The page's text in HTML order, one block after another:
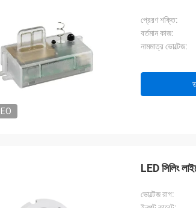
প্রেরণ শক্তি:
বর্তমান কাজ:
নামমাত্র ভোল্টেজ:
LED সিলিং
ভোল্টেজ রাগ: